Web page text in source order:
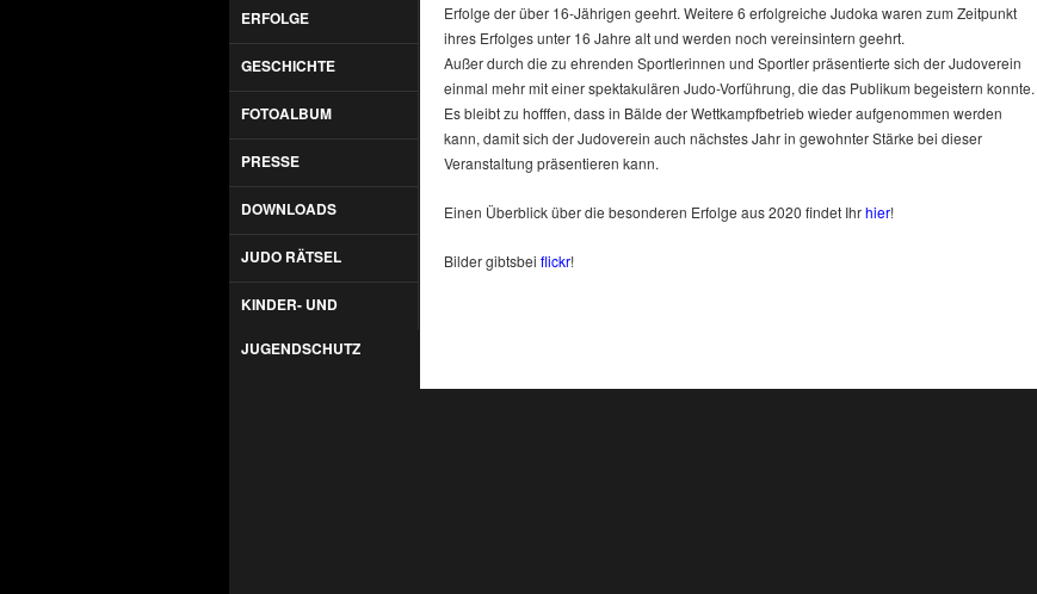
ERFOLGE
GESCHICHTE
FOTOALBUM
PRESSE
DOWNLOADS
JUDO RÄTSEL
KINDER- UND
JUGENDSCHUTZ
Erfolge der über 16-Jährigen geehrt. Weitere 6 erfolgreiche Judoka waren zum Zeitpunkt
ihres Erfolges unter 16 Jahre alt und werden noch vereinsintern geehrt.
Außer durch die zu ehrenden Sportlerinnen und Sportler präsentierte sich der Judoverein
einmal mehr mit einer spektakulären Judo-Vorführung, die das Publikum begeistern konnte.
Es bleibt zu hofffen, dass in Bälde der Wettkampfbetrieb wieder aufgenommen werden
kann, damit sich der Judoverein auch nächstes Jahr in gewohnter Stärke bei dieser
Veranstaltung präsentieren kann.
Einen Überblick über die besonderen Erfolge aus 2020 findet Ihrhier!
Bilder gibtsbei flickr!